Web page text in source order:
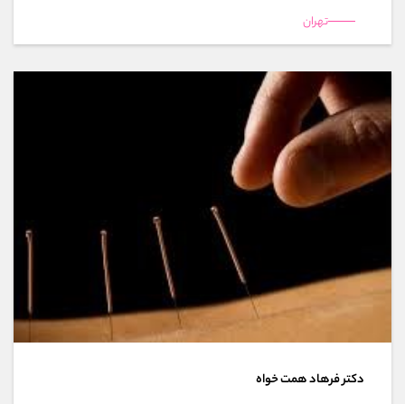
تهران
دکتر فرهاد همت خواه